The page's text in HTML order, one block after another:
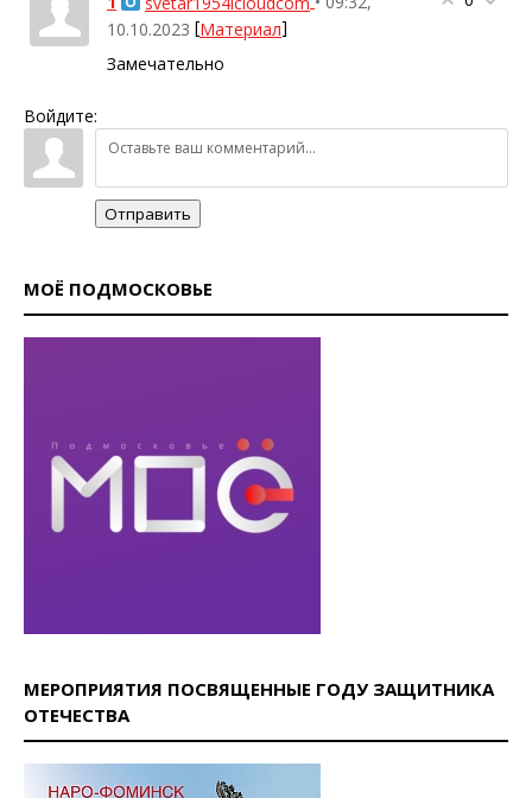
10.10.2023 [Материал]
Замечательно
Войдите:
Отправить
МОЁ ПОДМОСКОВЬЕ
МЕРОПРИЯТИЯ ПОСВЯЩЕННЫЕ ГОДУ ЗАЩИТНИКА
ОТЕЧЕСТВА